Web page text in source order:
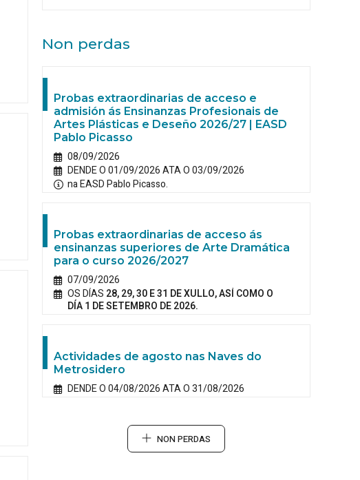
Non perdas
Probas extraordinarias de acceso e
admisión ás Ensinanzas Profesionais de
Artes Plásticas e Deseño 2026/27 | EASD
Pablo Picasso
08/09/2026
DENDE O 01/09/2026 ATA O 03/09/2026
na EASD Pablo Picasso.
Probas extraordinarias de acceso ás
ensinanzas superiores de Arte Dramática
para o curso 2026/2027
07/09/2026
OS DÍAS 28, 29, 30 E 31 DE XULLO, ASÍ COMO O
DÍA 1 DE SETEMBRO DE 2026.
Actividades de agosto nas Naves do
Metrosidero
DENDE O 04/08/2026 ATA O 31/08/2026
NON PERDAS